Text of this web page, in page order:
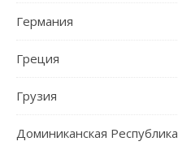
Германия
Греция
Грузия
Доминиканская Республика